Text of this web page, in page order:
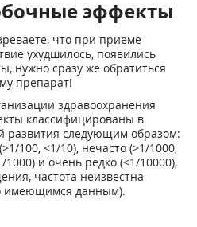
эффекты
что при приеме
ухудшилось, появились
нужно сразу же обратиться
препарат!
здравоохранения
классифицированы в
развития следующим образом:
100, <1/10), нечасто (>1/1000,
1000) и очень редко (<1/10000),
частота неизвестна
имеющимся данным).